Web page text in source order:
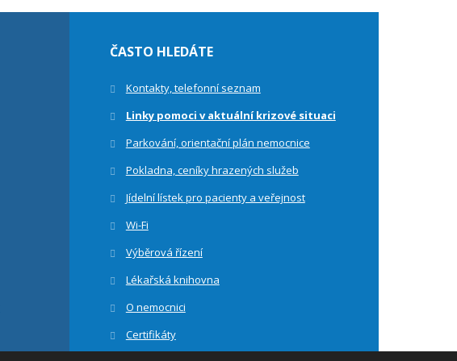
ČASTO HLEDÁTE
Kontakty, telefonní seznam
Linky pomoci v aktuální krizové situaci
Parkování, orientační plán nemocnice
Pokladna, ceníky hrazených služeb
Jídelní lístek pro pacienty a veřejnost
Wi-Fi
Výběrová řízení
Lékařská knihovna
O nemocnici
Certifikáty